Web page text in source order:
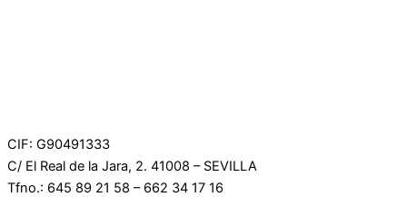
CIF: G90491333
C/ El Real de la Jara, 2. 41008 – SEVILLA
Tfno.: 645 89 21 58 – 662 34 17 16